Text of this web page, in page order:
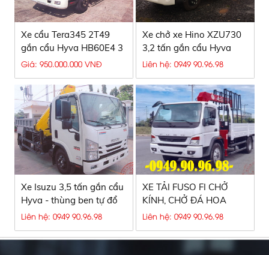
Xe cẩu Tera345 2T49
gắn cẩu Hyva HB60E4 3
tấn
Giá: 950.000.000 VNĐ
Xe chở xe Hino XZU730
3,2 tấn gắn cẩu Hyva
Liên hệ: 0949 90.96.98
Xe Isuzu 3,5 tấn gắn cẩu
Hyva - thùng ben tự đổ
Liên hệ: 0949 90.96.98
XE TẢI FUSO FI CHỞ
KÍNH, CHỞ ĐÁ HOA
CƯƠNG
Liên hệ: 0949 90.96.98